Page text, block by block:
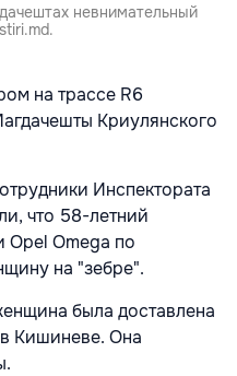
невнимательный
на трассе R6
Криулянского
Инспектората
что 58-летний
Opel Omega по
на "зебре".
была доставлена
Кишиневе. Она